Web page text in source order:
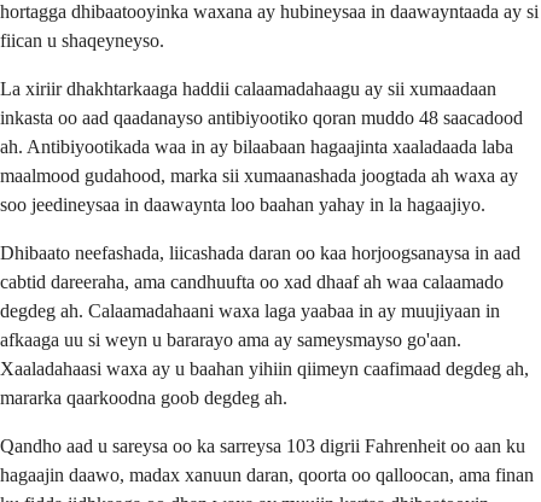
hortagga dhibaatooyinka waxana ay hubineysaa in daawayntaada ay si
fiican u shaqeyneyso.
La xiriir dhakhtarkaaga haddii calaamadahaagu ay sii xumaadaan
inkasta oo aad qaadanayso antibiyootiko qoran muddo 48 saacadood
ah. Antibiyootikada waa in ay bilaabaan hagaajinta xaaladaada laba
maalmood gudahood, marka sii xumaanashada joogtada ah waxa ay
soo jeedineysaa in daawaynta loo baahan yahay in la hagaajiyo.
Dhibaato neefashada, liicashada daran oo kaa horjoogsanaysa in aad
cabtid dareeraha, ama candhuufta oo xad dhaaf ah waa calaamado
degdeg ah. Calaamadahaani waxa laga yaabaa in ay muujiyaan in
afkaaga uu si weyn u bararayo ama ay sameysmayso go'aan.
Xaaladahaasi waxa ay u baahan yihiin qiimeyn caafimaad degdeg ah,
mararka qaarkoodna goob degdeg ah.
Qandho aad u sareysa oo ka sarreysa 103 digrii Fahrenheit oo aan ku
hagaajin daawo, madax xanuun daran, qoorta oo qalloocan, ama finan